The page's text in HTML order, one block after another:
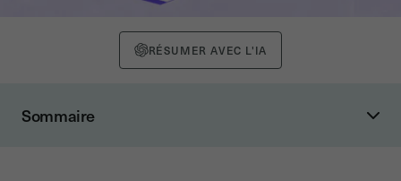
RÉSUMER AVEC L'IA
Sommaire